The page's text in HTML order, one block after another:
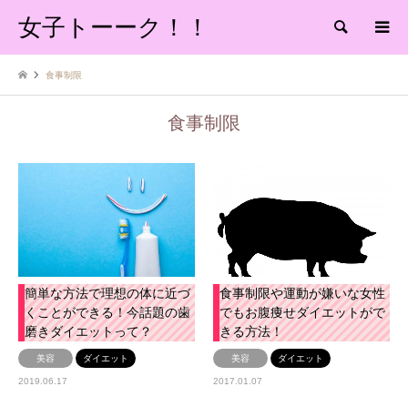
女子トーーク！！ 検索
食事制限
食事制限
簡単な方法で理想の体に近づ
くことができる！今話題の歯
磨きダイエットって？
美容 ダイエット
2019.06.17
食事制限や運動が嫌いな女性
でもお腹痩せダイエットがで
きる方法！
美容 ダイエット
2017.01.07